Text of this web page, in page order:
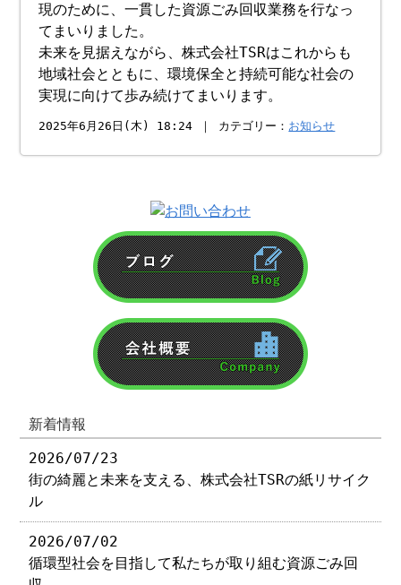
現のために、一貫した資源ごみ回収業務を行なっ
てまいりました。
未来を見据えながら、株式会社TSRはこれからも
地域社会とともに、環境保全と持続可能な社会の
実現に向けて歩み続けてまいります。
2025年6月26日(木) 18:24 ｜ カテゴリー： お知らせ
新着情報
2026/07/23
街の綺麗と未来を支える、株式会社TSRの紙リサイク
ル
2026/07/02
循環型社会を目指して私たちが取り組む資源ごみ回